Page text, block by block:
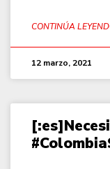
CONTINÚA
12 marzo, 2021